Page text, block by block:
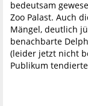
bedeutsam
Zoo Palast. Auch
Mängel, deutlich
benachbarte
(leider jetzt nicht
Publikum